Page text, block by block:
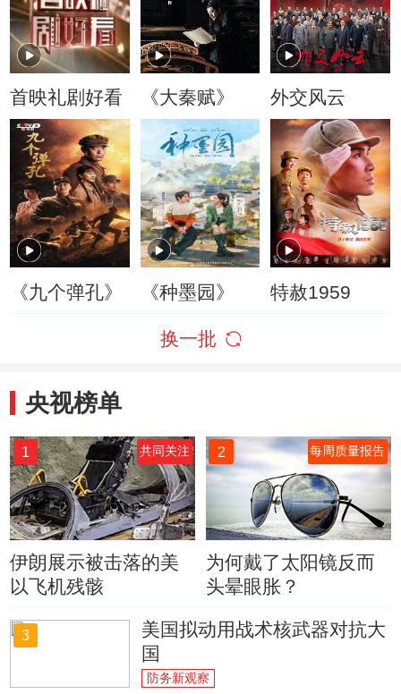
首映礼剧好看 《大秦赋》 外交风云
《九个弹孔》 《种墨园》 特赦1959
换一批
央视榜单
1 共同关注
伊朗展示被击落的美
以飞机残骸
2 每周质量报告
为何戴了太阳镜反而
头晕眼胀？
3
美国拟动用战术核武器对抗大
国
防务新观察